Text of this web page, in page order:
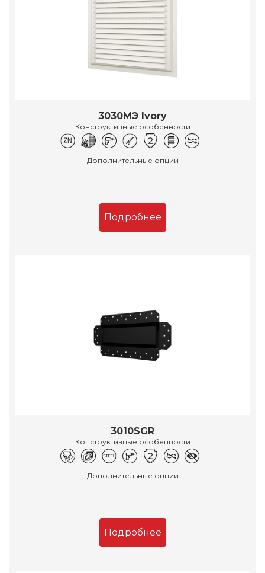
3030МЭ Ivory
Конструктивные особенности
Дополнительные опции
Подробнее
3010SGR
Конструктивные особенности
Дополнительные опции
Подробнее